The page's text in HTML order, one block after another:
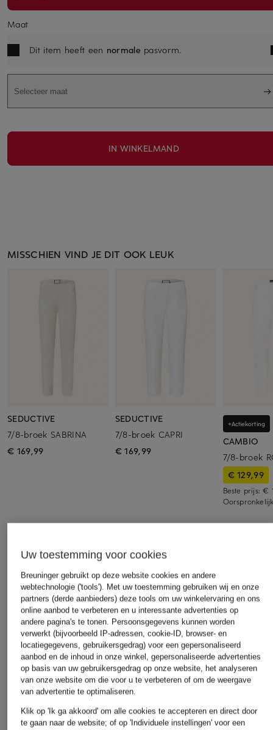
Maat
Dit item heeft een normalepasvorm.
Selecteer maat
IN WINKELMAND
MISSCHIEN VIND JE DIT OOK LEUK
SEDUCTIVE
7/8-broek SABRINA
€ 169,99
SEDUCTIVE
7/8-broek CAPRI
€ 169,99
+Actiekorting
CAMBIO
7/8-broek
€ 129,99
Beste prijs:€
ONTDEK VERGELIJKBARE ARTIKELEN
Uw toestemming voor cookies
Breuninger gebruikt op deze website cookies en andere
webtechnologie ('tools'). Met uw toestemming gebruiken wij en onze
partners (derde aanbieders) deze tools om uw winkelervaring en ons
online aanbod te verbeteren en u interessante advertenties op
andere pagina's te tonen. Persoonsgegevens kunnen worden
verwerkt (bijvoorbeeld IP-adressen, cookie-ID, browser- en
locatiegegevens, gebruikersgedrag) voor een gepersonaliseerd
aanbod en de inhoud in onze winkel, gepersonaliseerde advertenties
op basis van uw gebruikersgedrag op onze website, het analyseren
van onze website om die voor u te verbeteren of om de weergave
van advertentie te optimaliseren.
Klik op 'Ik ga akkoord' om alle cookies te accepteren en direct door
te gaan naar de website; of op 'Individuele instellingen' voor een